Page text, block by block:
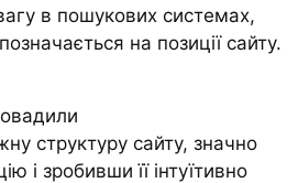
в пошукових системах,
на позиції сайту.
структуру сайту, значно
і зробивши її інтуїтивно